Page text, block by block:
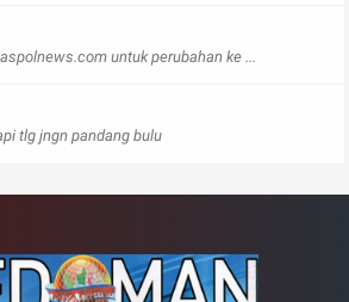
untuk perubahan ke ...
tlg jngn pandang bulu